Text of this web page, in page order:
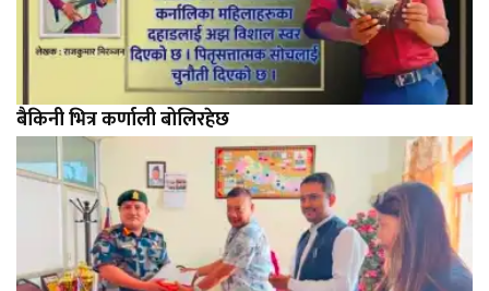
बैकिनी भित्र कर्णाली बोलिरहेछ